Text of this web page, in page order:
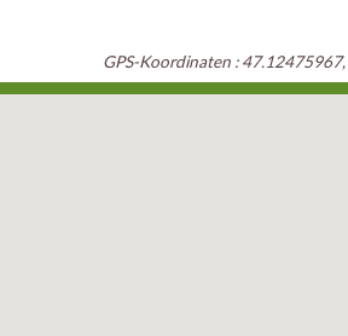
GPS-Koordinaten :